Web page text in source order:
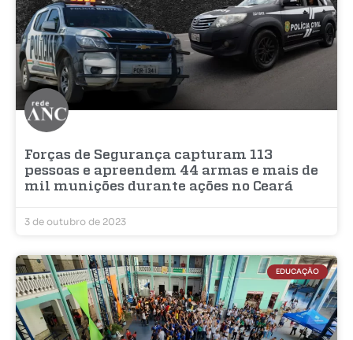
Forças de Segurança capturam 113
pessoas e apreendem 44 armas e mais de
mil munições durante ações no Ceará
3 de outubro de 2023
EDUCAÇÃO